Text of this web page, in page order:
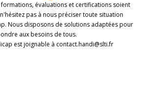
évaluations et certifications soient
pas à nous préciser toute situation
Nous disposons de solutions adaptées pour
aux besoins de tous.
est joignable à contact.handi@slti.fr